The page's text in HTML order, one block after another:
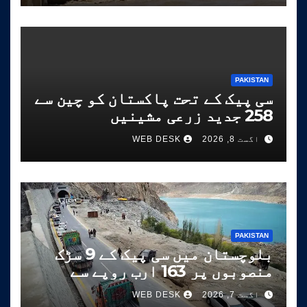
PAKISTAN
سی پیک کے تحت پاکستان کو چین سے
258 جدید زرعی مشینیں
موصول،مقصد زراعت کو جدید خطوط
پر فروغ دینا ہے
اگست 8, 2026 WEB DESK
PAKISTAN
بلوچستان میں سی پیک کے 9 سڑک
منصوبوں پر 163 ارب روپے سے
زائد خرچ
اگست 7, 2026 WEB DESK